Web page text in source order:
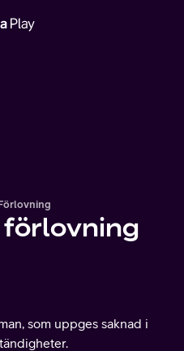
förlovning
som uppges saknad i